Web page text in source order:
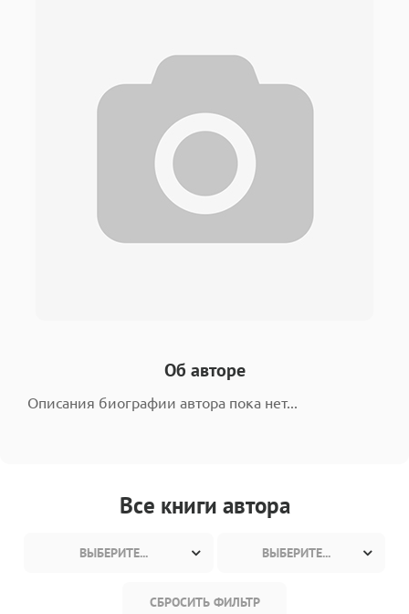
Об авторе
Описания биографии автора пока нет...
Все книги автора
ВЫБЕРИТЕ... ВЫБЕРИТЕ...
СБРОСИТЬ ФИЛЬТР